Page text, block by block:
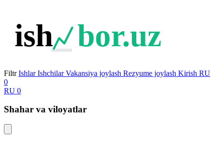
ish bor.uz
Filtr Ishlar Ishchilar Vakansiya joylash Rezyume joylash Kirish RU
0
RU 0
Shahar va viloyatlar